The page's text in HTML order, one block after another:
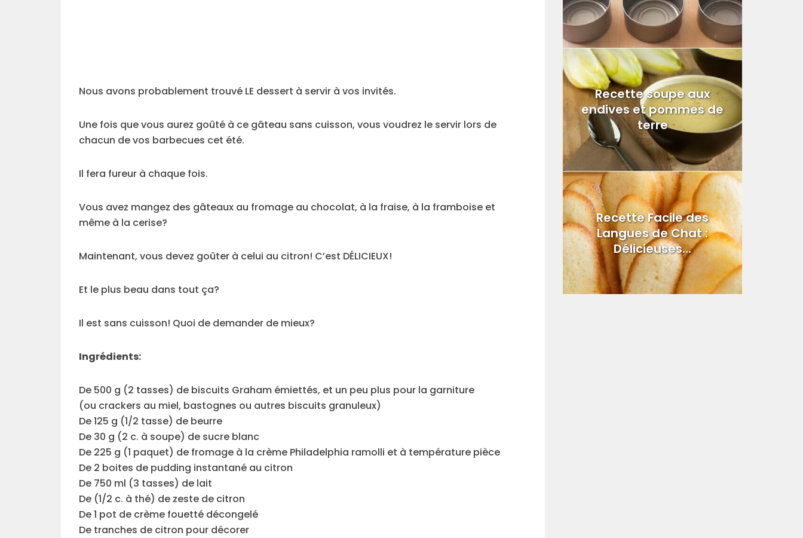
Nous avons probablement trouvé LE dessert à servir à vos invités.
Une fois que vous aurez goûté à ce gâteau sans cuisson, vous voudrez le servir lors de
chacun de vos barbecues cet été.
Il fera fureur à chaque fois.
Vous avez mangez des gâteaux au fromage au chocolat, à la fraise, à la framboise et
même à la cerise?
Maintenant, vous devez goûter à celui au citron! C’est DÉLICIEUX!
Et le plus beau dans tout ça?
Il est sans cuisson! Quoi de demander de mieux?
Ingrédients:
De 500 g (2 tasses) de biscuits Graham émiettés, et un peu plus pour la garniture
(ou crackers au miel, bastognes ou autres biscuits granuleux)
De 125 g (1/2 tasse) de beurre
De 30 g (2 c. à soupe) de sucre blanc
De 225 g (1 paquet) de fromage à la crème Philadelphia ramolli et à température pièce
De 2 boites de pudding instantané au citron
De 750 ml (3 tasses) de lait
De (1/2 c. à thé) de zeste de citron
De 1 pot de crème fouetté décongelé
De tranches de citron pour décorer
Recette soupe aux
endives et pommes de
terre
Recette Facile des
Langues de Chat :
Délicieuses...